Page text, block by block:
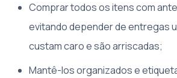
Comprar todos os itens com
evitando depender de entregas
custam caro e são arriscadas;
Mantê-los organizados e